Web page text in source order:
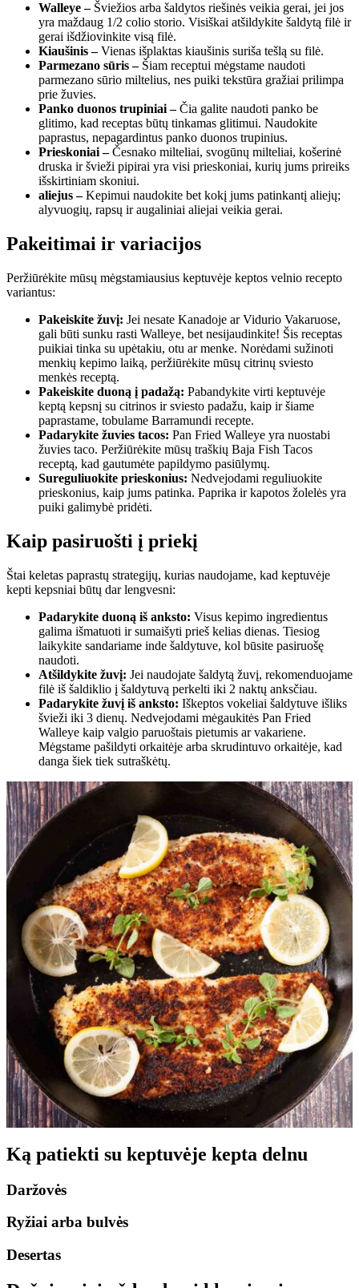
Walleye –Šviežios arba šaldytos riešinės veikia gerai, jei jos
yra maždaug 1/2 colio storio. Visiškai atšildykite šaldytą filė ir
gerai išdžiovinkite visą filė.
Kiaušinis –Vienas išplaktas kiaušinis suriša tešlą su filė.
Parmezano sūris –Šiam receptui mėgstame naudoti
parmezano sūrio miltelius, nes puiki tekstūra gražiai prilimpa
prie žuvies.
Panko duonos trupiniai –Čia galite naudoti panko be
glitimo, kad receptas būtų tinkamas glitimui. Naudokite
paprastus, nepagardintus panko duonos trupinius.
Prieskoniai –Česnako milteliai, svogūnų milteliai, košerinė
druska ir švieži pipirai yra visi prieskoniai, kurių jums prireiks
išskirtiniam skoniui.
aliejus –Kepimui naudokite bet kokį jums patinkantį aliejų;
alyvuogių, rapsų ir augaliniai aliejai veikia gerai.
Pakeitimai ir variacijos
Peržiūrėkite mūsų mėgstamiausius keptuvėje keptos velnio recepto
variantus:
Pakeiskite žuvį: Jei nesate Kanadoje ar Vidurio Vakaruose,
gali būti sunku rasti Walleye, bet nesijaudinkite! Šis receptas
puikiai tinka su upėtakiu, otu ar menke. Norėdami sužinoti
menkių kepimo laiką, peržiūrėkite mūsų citrinų sviesto
menkės receptą.
Pakeiskite duoną į padažą: Pabandykite virti keptuvėje
keptą kepsnį su citrinos ir sviesto padažu, kaip ir šiame
paprastame, tobulame Barramundi recepte.
Padarykite žuvies tacos: Pan Fried Walleye yra nuostabi
žuvies taco. Peržiūrėkite mūsų traškių Baja Fish Tacos
receptą, kad gautumėte papildymo pasiūlymų.
Sureguliuokite prieskonius: Nedvejodami reguliuokite
prieskonius, kaip jums patinka. Paprika ir kapotos žolelės yra
puiki galimybė pridėti.
Kaip pasiruošti į priekį
Štai keletas paprastų strategijų, kurias naudojame, kad keptuvėje
kepti kepsniai būtų dar lengvesni:
Padarykite duoną iš anksto: Visus kepimo ingredientus
galima išmatuoti ir sumaišyti prieš kelias dienas. Tiesiog
laikykite sandariame inde šaldytuve, kol būsite pasiruošę
naudoti.
Atšildykite žuvį: Jei naudojate šaldytą žuvį, rekomenduojame
filė iš šaldiklio į šaldytuvą perkelti iki 2 naktų anksčiau.
Padarykite žuvį iš anksto: Iškeptos vokeliai šaldytuve išliks
švieži iki 3 dienų. Nedvejodami mėgaukitės Pan Fried
Walleye kaip valgio paruoštais pietumis ar vakariene.
Mėgstame pašildyti orkaitėje arba skrudintuvo orkaitėje, kad
danga šiek tiek sutraškėtų.
Ką patiekti su keptuvėje kepta delnu
Daržovės
Ryžiai arba bulvės
Desertas